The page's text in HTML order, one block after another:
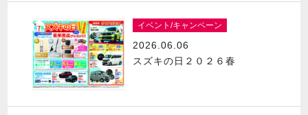
イベント/キャンペーン
2026.06.06
スズキの日２０２６春